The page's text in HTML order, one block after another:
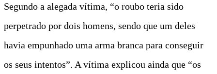
Segundo a alegada vítima, “o roubo teria sido
perpetrado por dois homens, sendo que um deles
havia empunhado uma arma branca para conseguir
os seus intentos”. A vítima explicou ainda que “os